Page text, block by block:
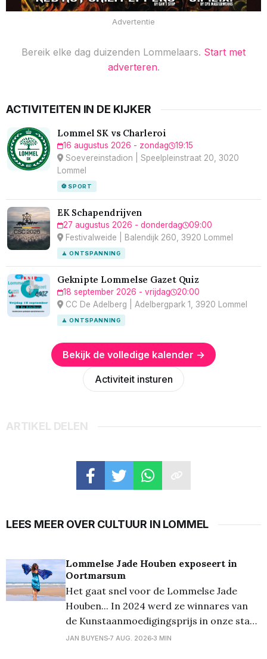
Advertentie
Bereik elke dag duizenden Lommelaars. Start met
adverteren.
ACTIVITEITEN IN DE KIJKER
Lommel SK vs Charleroi
16 augustus 2026 - zondag
19:15
Soevereinstadion | Speelpleinstraat 20, 3020
Lommel
⚽ SPORT
EK Schapendrijven
27 augustus 2026 - donderdag
09:00
Festivalweide | Balendijk 260, 3920 Lommel
🧘 ONTSPANNING
Geknipte Lommelse Gazet Quiz
18 september 2026 - vrijdag
20:00
CC De Adelberg | Adelbergpark 1, 3920 Lommel
🧘 ONTSPANNING
Bekijk de volledige kalender →
Activiteit insturen
ARTIKEL DELEN
LEES MEER OVER CULTUUR IN LOMMEL
Lommelse Jade Houben exposeert in
Oortmarsum
Het gaat snel voor de Lommelse Jade
Houben... In 2024 werd ze winnares van
de Kunstaanmoedigingsprijs in onze stad,
eind vorig jaar presenteerde ze voor het
JAN BUYENS 7 AUG. 2026 3 MIN